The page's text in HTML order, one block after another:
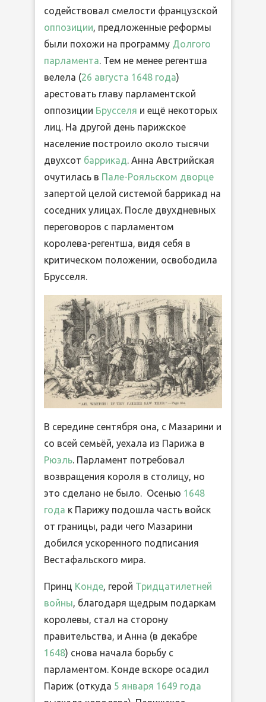
содействовал смелости французской
оппозиции, предложенные реформы
были похожи на программу Долгого
парламента. Тем не менее регентша
велела (26 августа 1648 года)
арестовать главу парламентской
оппозиции Брусселя и ещё некоторых
лиц. На другой день парижское
население построило около тысячи
двухсот баррикад. Анна Австрийская
очутилась в Пале-Рояльском дворце
запертой целой системой баррикад на
соседних улицах. После двухдневных
переговоров с парламентом
королева-регентша, видя себя в
критическом положении, освободила
Брусселя.
В середине сентября она, с Мазарини и
со всей семьёй, уехала из Парижа в
Рюэль. Парламент потребовал
возвращения короля в столицу, но
это сделано не было. Осенью 1648
года к Парижу подошла часть войск
от границы, ради чего Мазарини
добился ускоренного подписания
Вестафальского мира.
Принц Конде, герой Тридцатилетней
войны, благодаря щедрым подаркам
королевы, стал на сторону
правительства, и Анна (в декабре
1648) снова начала борьбу с
парламентом. Конде вскоре осадил
Париж (откуда 5 января 1649 года